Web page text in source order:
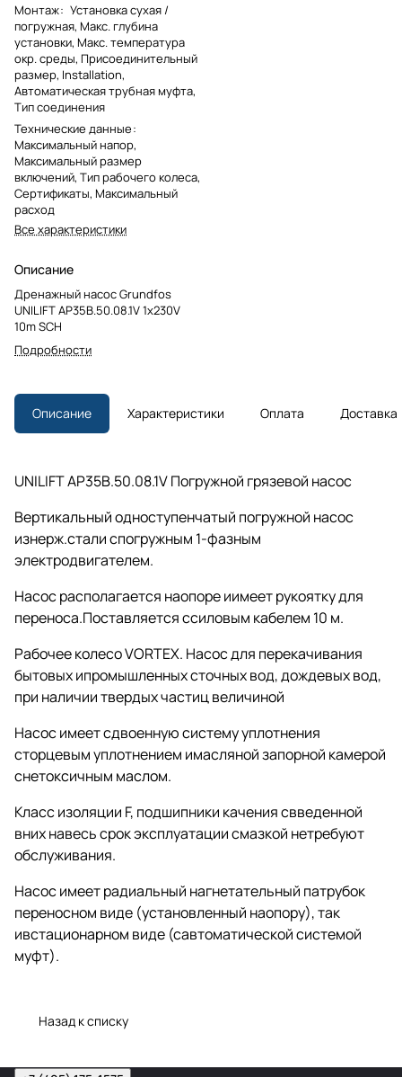
Монтаж: Установка сухая /
погружная, Макс. глубина
установки, Макс. температура
окр. среды, Присоединительный
размер, Installation,
Автоматическая трубная муфта,
Тип соединения
Технические данные:
Максимальный напор,
Максимальный размер
включений, Тип рабочего колеса,
Сертификаты, Максимальный
расход
Все характеристики
Описание
Дренажный насос Grundfos
UNILIFT AP35B.50.08.1V 1x230V
10m SCH
Подробности
Описание Характеристики Оплата Доставка
UNILIFT AP35B.50.08.1V Погружной грязевой насос
Вертикальный одноступенчатый погружной насос
изнерж.стали спогружным 1-фазным
электродвигателем.
Насос располагается наопоре иимеет рукоятку для
переноса.Поставляется ссиловым кабелем 10 м.
Рабочее колесо VORTEX. Насос для перекачивания
бытовых ипромышленных сточных вод, дождевых вод,
при наличии твердых частиц величиной
Насос имеет сдвоенную систему уплотнения
сторцевым уплотнением имасляной запорной камерой
снетоксичным маслом.
Класс изоляции F, подшипники качения свведенной
вних навесь срок эксплуатации смазкой нетребуют
обслуживания.
Насос имеет радиальный нагнетательный патрубок
переносном виде (установленный наопору), так
ивстационарном виде (савтоматической системой
муфт).
Назад к списку